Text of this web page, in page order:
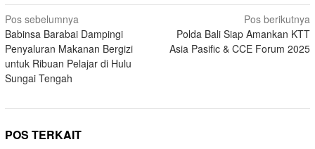
Navigasi
pos
Pos sebelumnya
Babinsa Barabai Dampingi
Penyaluran Makanan Bergizi
untuk Ribuan Pelajar di Hulu
Sungai Tengah
Pos berikutnya
Polda Bali Siap Amankan KTT
Asia Pasific & CCE Forum 2025
POS TERKAIT